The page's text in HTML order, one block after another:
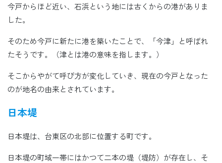
今戸からほど近い、石浜という地には古くからの港がありま
した。
そのため今戸に新たに港を築いたことで、「今津」と呼ばれ
たそうです。（津とは港の意味を指します。）
そこからやがて呼び方が変化していき、現在の今戸となった
のが地名の由来とされています。
日本堤
日本堤は、台東区の北部に位置する町です。
日本堤の町域一帯にはかつて二本の堤（堤防）が存在し、そ